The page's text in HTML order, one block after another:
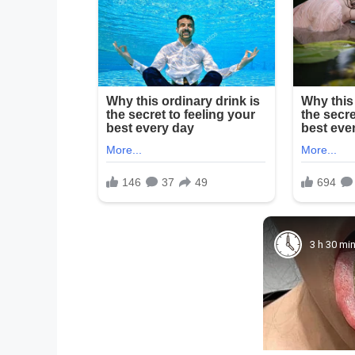
3 h 30 min